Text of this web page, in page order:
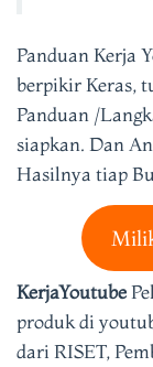
Panduan Kerja
berpikir Keras,
Panduan /
siapkan. Dan
Hasilnya tiap
KerjaYoutube
produk di
dari RISET,